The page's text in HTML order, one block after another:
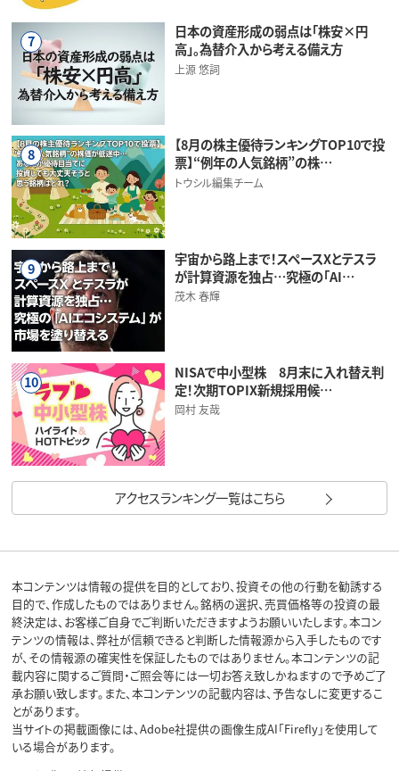
7
日本の資産形成の弱点は「株安×円
高」。為替介入から考える備え方
上源 悠詞
8
【8月の株主優待ランキングTOP10で投
票】“例年の人気銘柄”の株…
トウシル編集チーム
9
宇宙から路上まで！スペースXとテスラ
が計算資源を独占…究極の「AI…
茂木 春輝
10
NISAで中小型株 8月末に入れ替え判
定！次期TOPIX新規採用候…
岡村 友哉
アクセスランキング一覧はこちら
本コンテンツは情報の提供を目的としており、投資その他の行動を勧誘する
目的で、作成したものではありません。銘柄の選択、売買価格等の投資の最
終決定は、お客様ご自身でご判断いただきますようお願いいたします。本コン
テンツの情報は、弊社が信頼できると判断した情報源から入手したものです
が、その情報源の確実性を保証したものではありません。本コンテンツの記
載内容に関するご質問・ご照会等には一切お答え致しかねますので予めご了
承お願い致します。また、本コンテンツの記載内容は、予告なしに変更するこ
とがあります。
当サイトの掲載画像には、Adobe社提供の画像生成AI「Firefly」を使用して
いる場合があります。